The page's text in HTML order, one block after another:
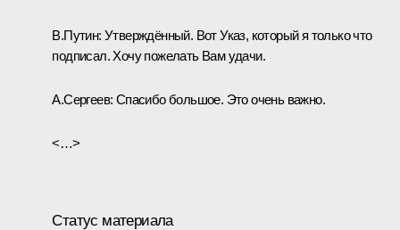
В.Путин: Утверждённый. Вот Указ, который я только что
подписал. Хочу пожелать Вам удачи.
А.Сергеев: Спасибо большое. Это очень важно.
<…>
Статус материала